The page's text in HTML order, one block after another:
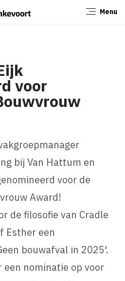
Menu
voor
bij Van Hattum en
voor de
Award!
de filosofie van Cradle
Esther een
bouwafval in 2025'.
een nominatie op voor
Sluiten